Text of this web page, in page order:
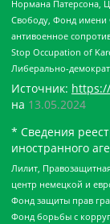
Нормана Патерсона,
Свободу, Фонд имени
антивоенное
Stop Occupation of
Либерально-
Источник:
на 13.05.2024
* Сведения
иностранного
Лилит,
центр немецкой и
Фонд защиты прав
Фонд борьбы с